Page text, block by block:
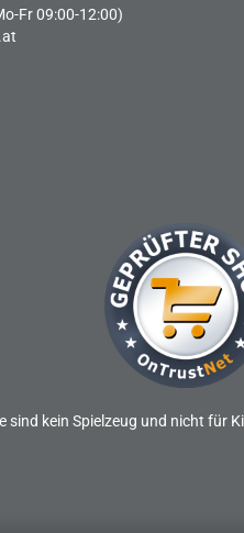
Fr 09:00-12:00)
sind kein Spielzeug und nicht für